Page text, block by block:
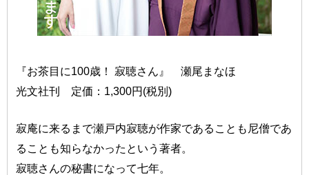
『お茶目に100歳！ 寂聴さん』 瀬尾まなほ
光文社刊 定価：1,300円(税別)
寂庵に来るまで瀬戸内寂聴が作家であることも尼僧であ
ることも知らなかったという著者。
寂聴さんの秘書になって七年。